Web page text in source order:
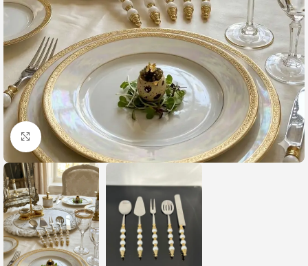
Büyütmek için tıklayın